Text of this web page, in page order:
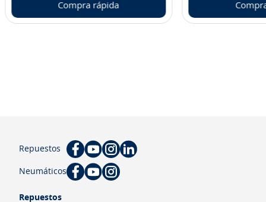
Compra rápida
Repuestos
Neumáticos
Repuestos